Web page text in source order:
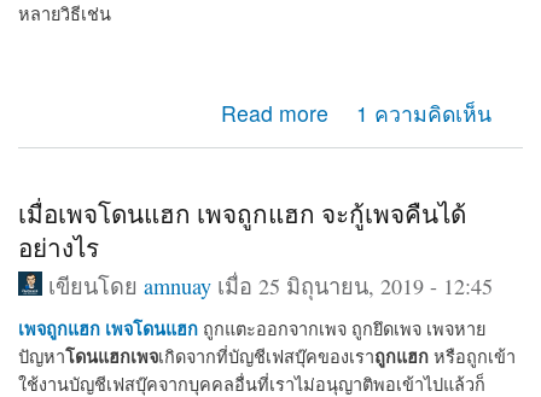
หลายวิธีเช่น
Read more
about เพจถูกแฮก โดนแฮก ถูกยึดเพจ แตะออกจากแอดมิน
เพจ จะกู้คืนได้หรือไม่
1 ความคิดเห็น
เมื่อเพจโดนแฮก เพจถูกแฮก จะกู้เพจคืนได้
อย่างไร
เขียนโดย amnuay เมื่อ 25 มิถุนายน, 2019 - 12:45
เพจถูกแฮก เพจโดนแฮก ถูกแตะออกจากเพจ ถูกยึดเพจ เพจหาย
ปัญหาโดนแฮกเพจเกิดจากที่บัญชีเฟสบุ๊คของเราถูกแฮก หรือถูกเข้า
ใช้งานบัญชีเฟสบุ๊คจากบุคคลอื่นที่เราไม่อนุญาติพอเข้าไปแล้วก็